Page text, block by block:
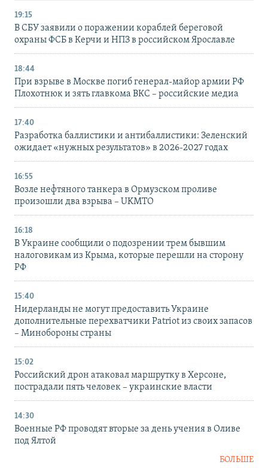
19:15
В СБУ заявили о поражении кораблей береговой
охраны ФСБ в Керчи и НПЗ в российском Ярославле
18:44
При взрыве в Москве погиб генерал-майор армии РФ
Плохотнюк и зять главкома ВКС – российские медиа
17:40
Разработка баллистики и антибаллистики: Зеленский
ожидает «нужных результатов» в 2026-2027 годах
16:55
Возле нефтяного танкера в Ормузском проливе
произошли два взрыва – UKMTO
16:18
В Украине сообщили о подозрении трем бывшим
налоговикам из Крыма, которые перешли на сторону
РФ
15:40
Нидерланды не могут предоставить Украине
дополнительные перехватчики Patriot из своих запасов
– Минобороны страны
15:02
Российский дрон атаковал маршрутку в Херсоне,
пострадали пять человек – украинские власти
14:30
Военные РФ проводят вторые за день учения в Оливе
под Ялтой
БОЛЬШЕ